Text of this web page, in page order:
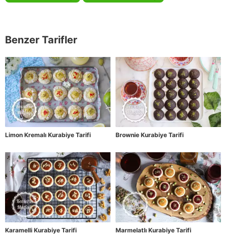
Benzer Tarifler
Limon Kremalı Kurabiye Tarifi Brownie Kurabiye Tarifi
Karamelli Kurabiye Tarifi Marmelatlı Kurabiye Tarifi